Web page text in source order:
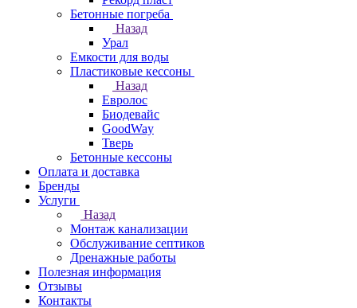
Бетонные погреба
Назад
Урал
Емкости для воды
Пластиковые кессоны
Назад
Евролос
Биодевайс
GoodWay
Тверь
Бетонные кессоны
Оплата и доставка
Бренды
Услуги
Назад
Монтаж канализации
Обслуживание септиков
Дренажные работы
Полезная информация
Отзывы
Контакты